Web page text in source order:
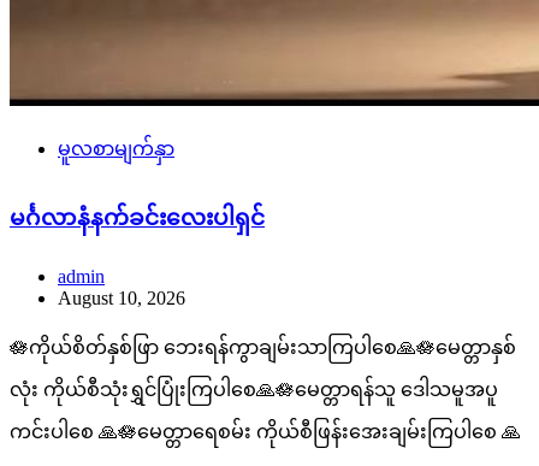
မူလစာမျက်နှာ
မင်္ဂလာနံနက်ခင်းလေးပါရှင်
admin
August 10, 2026
🪷ကိုယ်စိတ်နှစ်ဖြာ ဘေးရန်ကွာချမ်းသာကြပါစေ🙏🪷မေတ္တာနှစ်
လုံး ကိုယ်စီသုံးရွှင်ပြုံးကြပါစေ🙏🪷မေတ္တာရန်သူ ဒေါသမူအပူ
ကင်းပါစေ 🙏🪷မေတ္တာရေစမ်း ကိုယ်စီဖြန်းအေးချမ်းကြပါစေ 🙏